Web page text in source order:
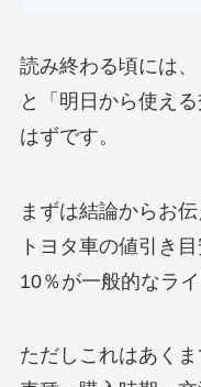
読み終わる頃には、
と「明日から使え
はずです。
まずは結論からお伝
トヨタ車の値引き
10％が一般的なライ
ただしこれはあくま